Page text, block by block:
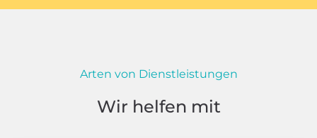
Arten von Dienstleistungen
Wir helfen mit